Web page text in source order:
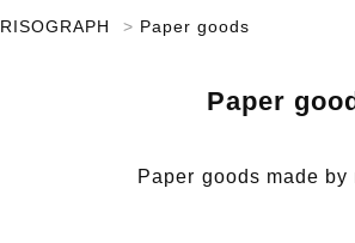
RISOGRAPH > Paper goods
Paper
Paper goods made by